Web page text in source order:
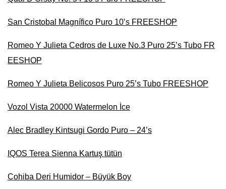
San Cristobal Magnífico Puro 10’s FREESHOP
Romeo Y Julieta Cedros de Luxe No.3 Puro 25’s Tubo FR
EESHOP
Romeo Y Julieta Belicosos Puro 25’s Tubo FREESHOP
Vozol Vista 20000 Watermelon İce
Alec Bradley Kintsugi Gordo Puro – 24’s
IQOS Terea Sienna Kartuş tütün
Cohiba Deri Humidor – Büyük Boy